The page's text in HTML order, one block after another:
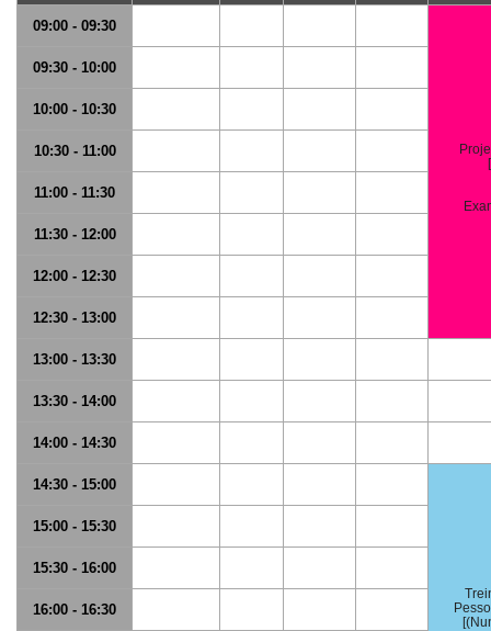
09:00 - 09:30
09:30 - 10:00
10:00 - 10:30
10:30 - 11:00
11:00 - 11:30
11:30 - 12:00
12:00 - 12:30
12:30 - 13:00
13:00 - 13:30
13:30 - 14:00
14:00 - 14:30
14:30 - 15:00
15:00 - 15:30
15:30 - 16:00
16:00 - 16:30